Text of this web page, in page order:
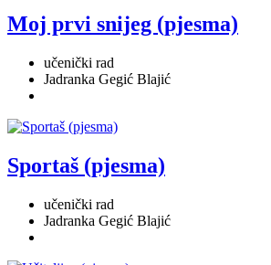
Moj prvi snijeg (pjesma)
učenički rad
Jadranka Gegić Blajić
Sportaš (pjesma)
učenički rad
Jadranka Gegić Blajić